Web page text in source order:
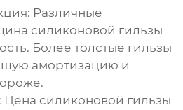
Различные
силиконовой гильзы
Более толстые гильзы
амортизацию и
Цена силиконовой гильзы